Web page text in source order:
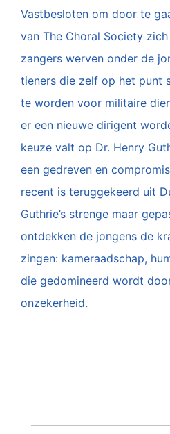
Vastbesloten om door te
van The Choral Society
zangers werven onder de
tieners die zelf op het punt
te worden voor militaire
er een nieuwe dirigent
keuze valt op Dr. Henry
een gedreven en
recent is teruggekeerd uit
Guthrie’s strenge maar
ontdekken de jongens de
zingen: kameraadschap,
die gedomineerd wordt
onzekerheid.